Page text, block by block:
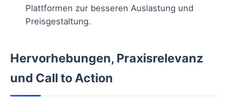
Plattformen zur besseren Auslastung und
Preisgestaltung.
Hervorhebungen, Praxisrelevanz
und Call to Action